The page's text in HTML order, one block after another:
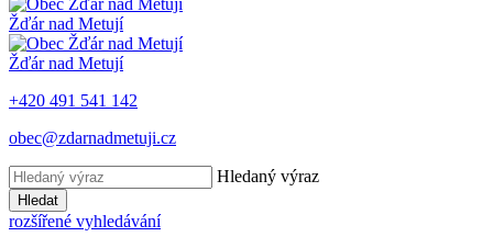
Žďár nad Metují
Žďár nad Metují
+420 491 541 142
obec@zdarnadmetuji.cz
Hledaný výraz
Hledat
rozšířené vyhledávání